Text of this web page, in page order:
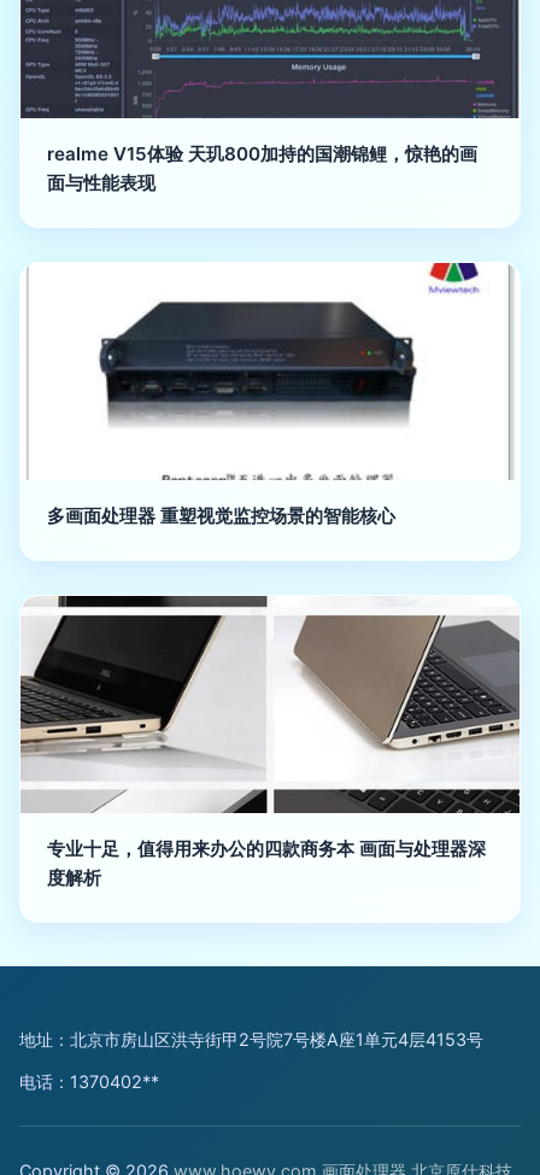
realme V15体验 天玑800加持的国潮锦鲤，惊艳的画
面与性能表现
多画面处理器 重塑视觉监控场景的智能核心
专业十足，值得用来办公的四款商务本 画面与处理器深
度解析
地址：北京市房山区洪寺街甲2号院7号楼A座1单元4层4153号
电话：1370402**
Copyright © 2026 www.hoewv.com 画面处理器 北京原仕科技